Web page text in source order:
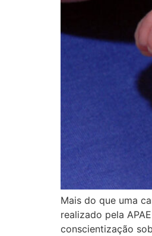
Mais do que uma
realizado pela
conscientização